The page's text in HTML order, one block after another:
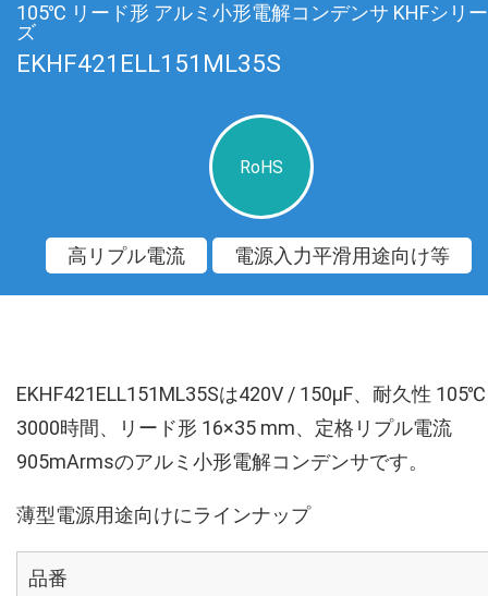
105℃ リード形 アルミ小形電解コンデンサ KHFシリー
ズ
EKHF421ELL151ML35S
RoHS
高リプル電流 電源入力平滑用途向け等
EKHF421ELL151ML35Sは420V / 150µF、耐久性 105℃
3000時間、リード形 16×35 mm、定格リプル電流
905mArmsのアルミ小形電解コンデンサです。
薄型電源用途向けにラインナップ
品番